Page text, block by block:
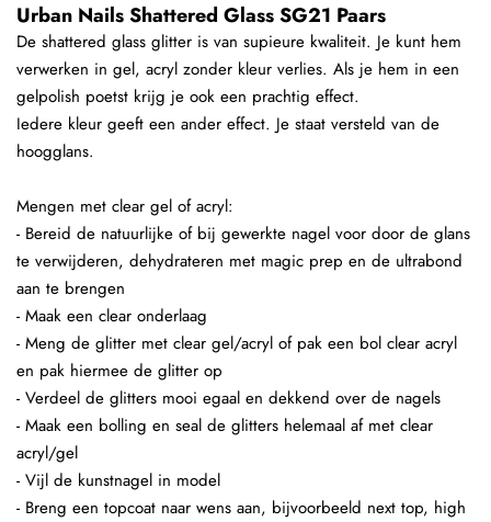
Urban Nails Shattered Glass SG21 Paars
De shattered glass glitter is van supieure kwaliteit. Je kunt hem
verwerken in gel, acryl zonder kleur verlies. Als je hem in een
gelpolish poetst krijg je ook een prachtig effect.
Iedere kleur geeft een ander effect. Je staat versteld van de
hoogglans.
Mengen met clear gel of acryl:
- Bereid de natuurlijke of bij gewerkte nagel voor door de glans
te verwijderen, dehydrateren met magic prep en de ultrabond
aan te brengen
- Maak een clear onderlaag
- Meng de glitter met clear gel/acryl of pak een bol clear acryl
en pak hiermee de glitter op
- Verdeel de glitters mooi egaal en dekkend over de nagels
- Maak een bolling en seal de glitters helemaal af met clear
acryl/gel
- Vijl de kunstnagel in model
- Breng een topcoat naar wens aan, bijvoorbeeld next top, high